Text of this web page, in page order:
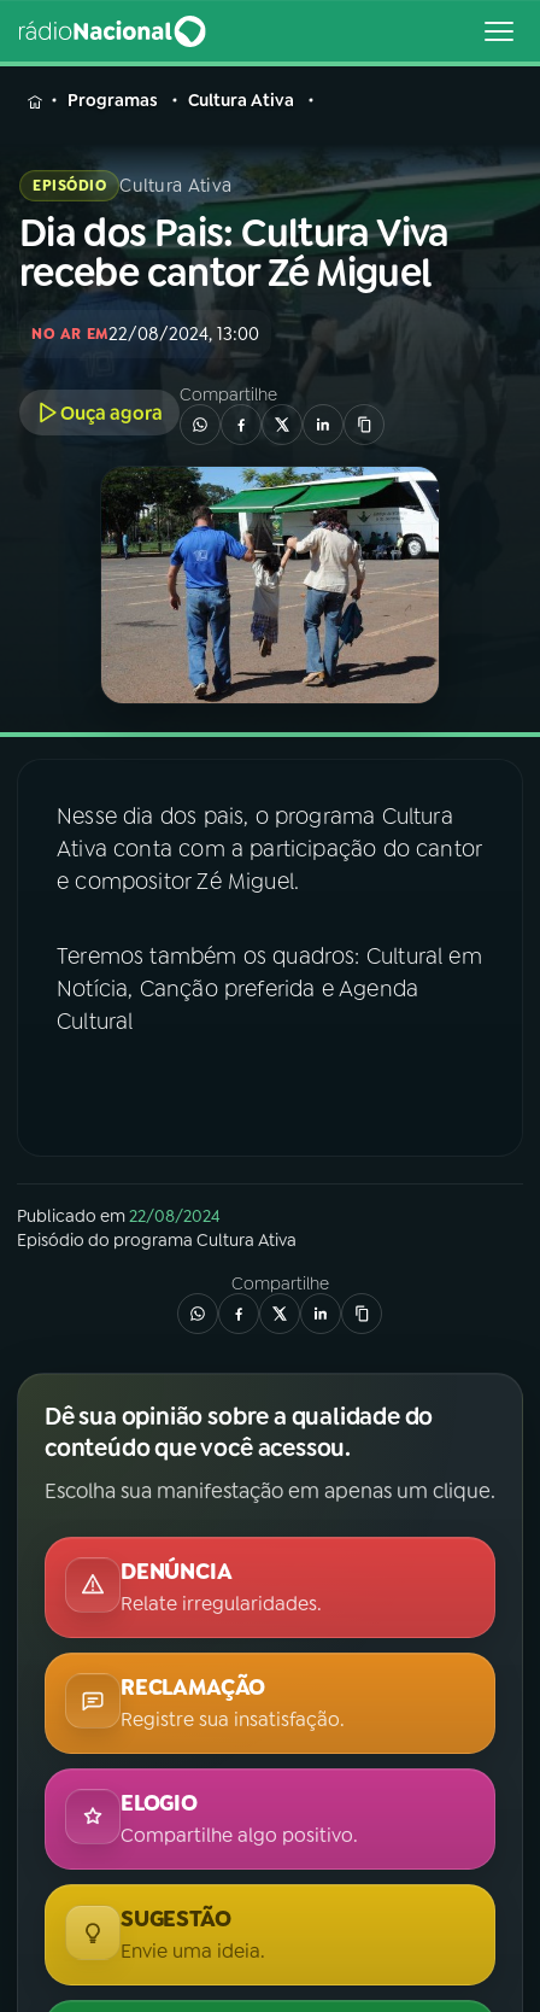
MENU
Buscar
na
Rádio
Nacional
Buscar
AO VIVO
01INÍCIO
A RÁDIO
PROGRAMAÇÃO
PROGRAMAS
06 VIDEOCASTS
08FESTIVAL DE MÚSICA
TikTok
Programas Cultura Ativa
EPISÓDIO Cultura Ativa
Dia dos Pais: Cultura Viva
recebe cantor Zé Miguel
NO AR EM22/08/2024, 13:00
Ouça agora
Compartilhe
Nesse dia dos pais, o programa Cultura
Ativa conta com a participação do cantor
e compositor Zé Miguel.
Teremos também os quadros: Cultural em
Notícia, Canção preferida e Agenda
Cultural
Publicado em22/08/2024
Episódio do programa Cultura Ativa
Compartilhe
Dê sua opinião sobre a qualidade do
conteúdo que você acessou.
Escolha sua manifestação em apenas um clique.
DENÚNCIA
Relate irregularidades.
RECLAMAÇÃO
Registre sua insatisfação.
ELOGIO
Compartilhe algo positivo.
SUGESTÃO
Envie uma ideia.